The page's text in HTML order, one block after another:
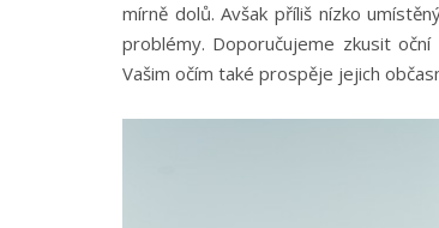
mírně dolů. Avšak příliš nízko
problémy. Doporučujeme zkusit
Vašim očím také prospěje jejich